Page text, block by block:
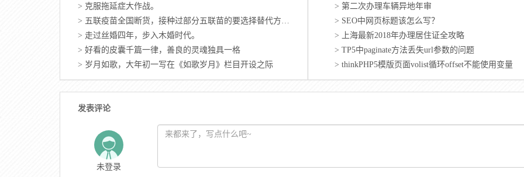
> 克服拖延症大作战。
> 五联疫苗全国断货，接种过部分五联苗的要选择替代方案。
> 走过丝婚四年，步入木婚时代。
> 好看的皮囊千篇一律，善良的灵魂独具一格
> 岁月如歌，大年初一写在《如歌岁月》栏目开设之际
> 第二次办理车辆异地年审
> SEO中网页标题该怎么写？
>
上海最新2018年办理居住证全攻略
> TP5中paginate方法丢失url参数的问题
> thinkPHP5模版页面volist循环offset不能使用变量
发表评论
未登录